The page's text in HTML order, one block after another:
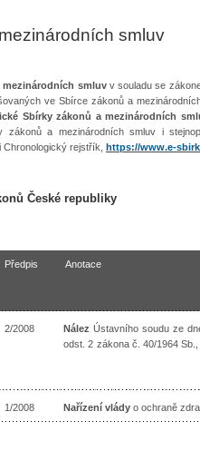
smluv
mezinárodních smluvv souladu se
ve Sbírce zákonů a
Sbírky zákonů a mezinárodních
zákonů a mezinárodních smluv i
rejstřík, https://www.e-
České republiky
Předpis Anotace
2/2008 Nález Ústavního soudu ze
odst. 2 zákona č. 40/1964
1/2008 Nařízení vlády o ochraně